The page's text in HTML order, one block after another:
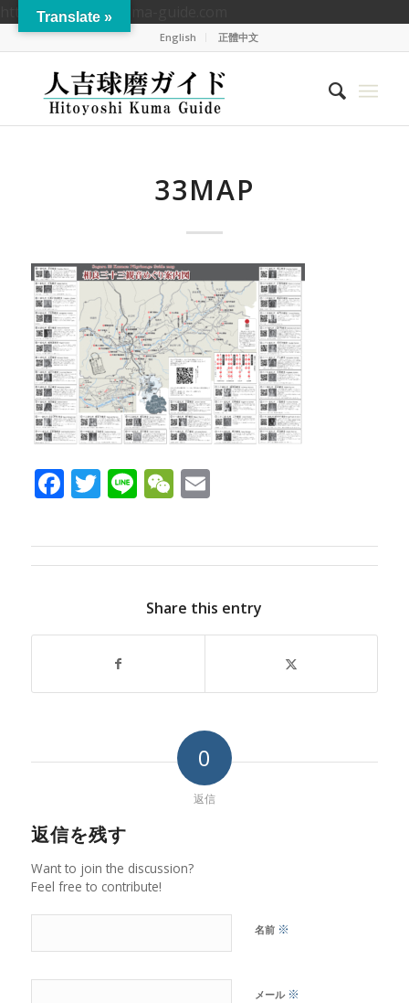
https://hitoyoshikuma-guide.com
English 正體中文
33MAP
Facebook
Twitter
LineWeChat
Email
Share this entry
0
返信
返信を残す
Want to join the discussion?
Feel free to contribute!
名前 ※
メール ※
Translate »